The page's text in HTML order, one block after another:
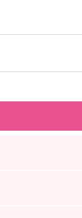
また最後には「リン
た体操を皆様で行い
乗る、体操として
必要があるので頭の
ている方は認知症
大きくポ
体を動かすことので
まれ、明るい気持ち
きな声で笑う機会
14:45からです。健
しょう。